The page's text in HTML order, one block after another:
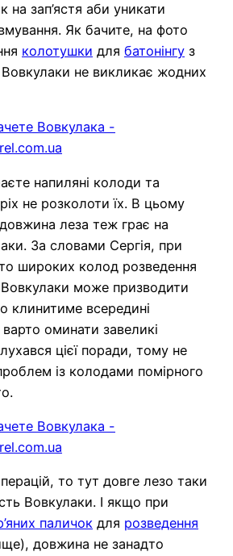
на зап’ястя аби уникати
Як бачите, на фото
колотушки для батонінгу з
не викликає жодних
напиляні колоди та
не розколоти їх. В цьому
довжина леза теж грає на
За словами Сергія, при
широких колод розведення
може призводити
клинитиме всередині
оминати завеликі
цієї поради, тому не
із колодами помірного
то тут довге лезо таки
Вовкулаки. І якщо при
паличок для розведення
довжина не занадто